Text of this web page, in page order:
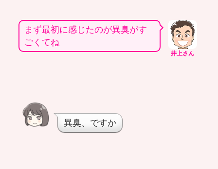
井上さん
まず最初に感じたのが異臭がす
ごくてね
異臭、ですか